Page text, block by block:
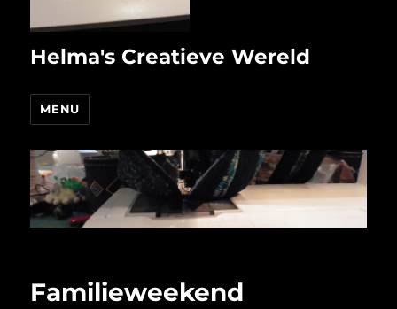
Helma's Creatieve Wereld
MENU
Familieweekend